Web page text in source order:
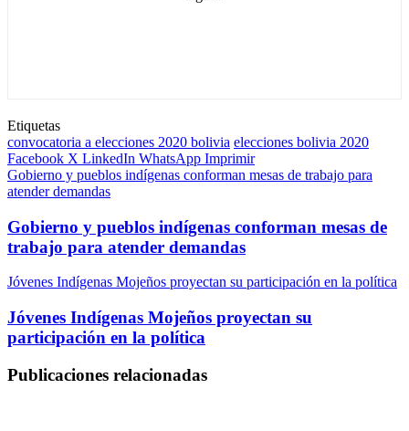
Etiquetas
convocatoria a elecciones 2020 bolivia elecciones bolivia 2020
Facebook X LinkedIn WhatsApp Imprimir
Gobierno y pueblos indígenas conforman mesas de trabajo para
atender demandas
Gobierno y pueblos indígenas conforman mesas de
trabajo para atender demandas
Jóvenes Indígenas Mojeños proyectan su participación en la política
Jóvenes Indígenas Mojeños proyectan su
participación en la política
Publicaciones relacionadas